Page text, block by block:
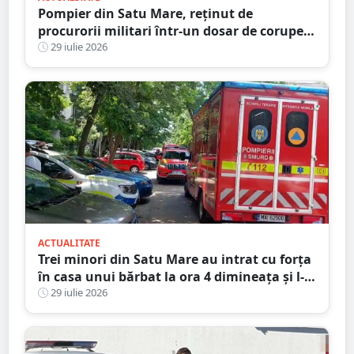
Pompier din Satu Mare, reținut de
procurorii militari într-un dosar de corupere
sexuală a minorilor. Este și antrenor la un
club sportiv
29 iulie 2026
ACTUALITATE
Trei minori din Satu Mare au intrat cu forța
în casa unui bărbat la ora 4 dimineața și l-
au bătut
29 iulie 2026